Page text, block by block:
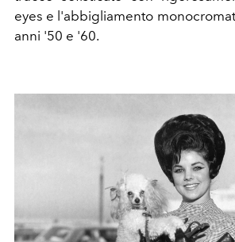
eyes e l'abbigliamento
anni '50 e '60.